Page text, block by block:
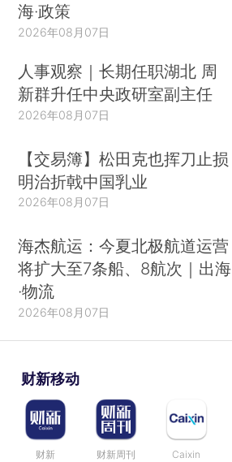
海·政策
2026年08月07日
人事观察｜长期任职湖北 周
新群升任中央政研室副主任
2026年08月07日
【交易簿】松田克也挥刀止损
明治折戟中国乳业
2026年08月07日
海杰航运：今夏北极航道运营
将扩大至7条船、8航次｜出海
·物流
2026年08月07日
财新移动
财新 财新周刊 Caixin